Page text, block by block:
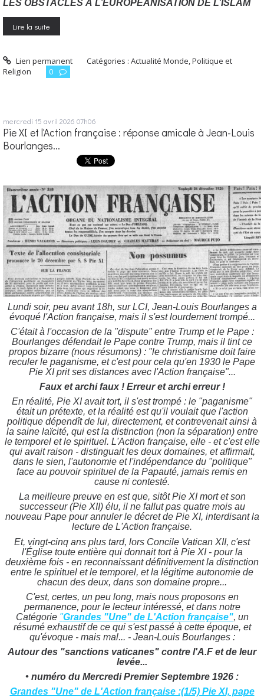
LES OBSTACLES À L’EUROPÉANISATION DE L’ISLAM
Lire la suite
Lien permanent Catégories :Actualité Monde,Politique et
Religion
0
mercredi 15 avril 2026 07h06
Pie XI et l'Action française : réponse amicale à Jean-Louis
Bourlanges...
Lundi soir, peu avant 18h, sur LCI, Jean-Louis Bourlanges a
évoqué l'Action française, mais il s'est lourdement trompé...
C'était à l'occasion de la "dispute" entre Trump et le Pape :
Bourlanges défendait le Pape contre Trump, mais il tint ce
propos bizarre (nous résumons) : "le christianisme doit faire
reculer le paganisme, et c'est pour cela qu'en 1930 le Pape
Pie XI prit ses distances avec l'Action française"...
Faux et archi faux ! Erreur et archi erreur !
En réalité, Pie XI avait tort, il s'est trompé : le "paganisme"
était un prétexte, et la réalité est qu'il voulait que l'action
politique dépendît de lui, directement, et contrevenait ainsi à
la saine laïcité, qui est la distinction (non la séparation) entre
le temporel et le spirituel. L'Action française, elle - et c'est elle
qui avait raison - distinguait les deux domaines, et affirmait,
dans le sien, l'autonomie et l'indépendance du "politique"
face au pouvoir spirituel de la Papauté, jamais remis en
cause ni contesté.
La meilleure preuve en est que, sitôt Pie XI mort et son
successeur (Pie XII) élu, il ne fallut pas quatre mois au
nouveau Pape pour annuler le décret de Pie XI, interdisant la
lecture de L'Action française.
Et, vingt-cinq ans plus tard, lors Concile Vatican XII, c'est
l'Église toute entière qui donnait tort à Pie XI - pour la
deuxième fois - en reconnaissant définitivement la distinction
entre le spirituel et le temporel, et la légitime autonomie de
chacun des deux, dans son domaine propre...
C'est, certes, un peu long, mais nous proposons en
permanence, pour le lecteur intéressé, et dans notre
Catégorie "Grandes "Une" de L'Action française", un
résumé exhaustif de ce qui s'est passé à cette époque, et
qu'évoque - mais mal... - Jean-Louis Bourlanges :
Autour des "sanctions vaticanes" contre l'A.F et de leur
levée...
• numéro du Mercredi Premier Septembre 1926 :
Grandes "Une" de L'Action française :(1/5) Pie XI, pape